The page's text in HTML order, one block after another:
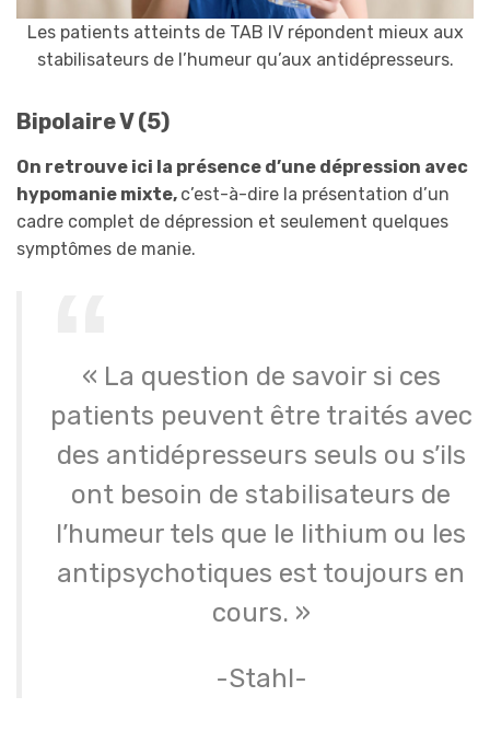
Les patients atteints de TAB IV répondent mieux aux
stabilisateurs de l’humeur qu’aux antidépresseurs.
Bipolaire V (5)
On retrouve ici la présence d’une dépression avec
hypomanie mixte, c’est-à-dire la présentation d’un
cadre complet de dépression et seulement quelques
symptômes de manie.
« La question de savoir si ces
patients peuvent être traités avec
des antidépresseurs seuls ou s’ils
ont besoin de stabilisateurs de
l’humeur tels que le lithium ou les
antipsychotiques est toujours en
cours. »
-Stahl-